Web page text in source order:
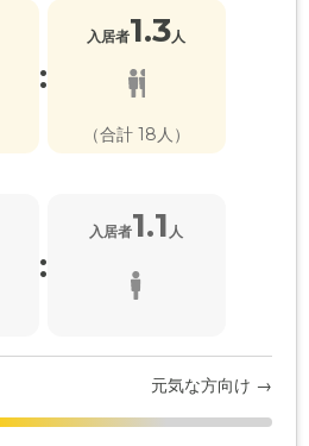
:
入居者1.3 人
（合計 18人）
:
入居者1.1 人
元気な方向け →